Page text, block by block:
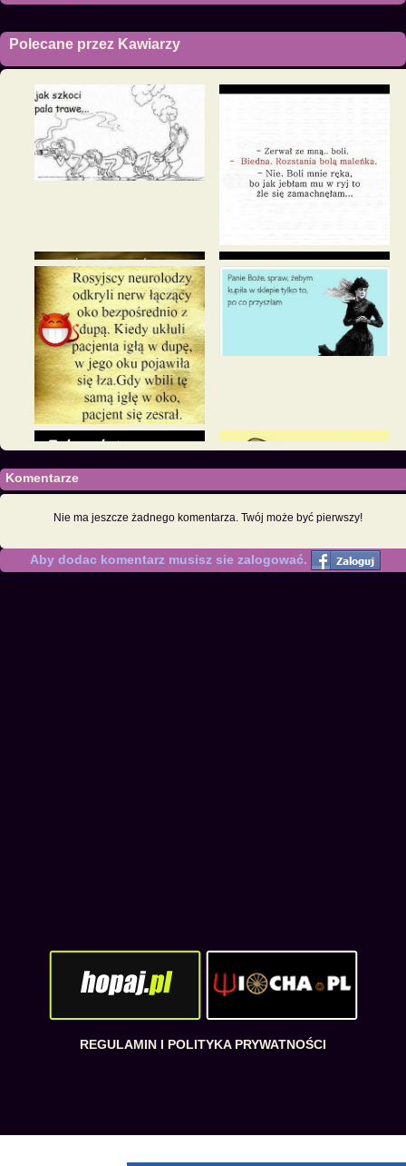
Polecane przez Kawiarzy
Komentarze
Nie ma jeszcze żadnego komentarza. Twój może być pierwszy!
Aby dodac komentarz musisz sie zalogować.
REGULAMIN I POLITYKA PRYWATNOŚCI